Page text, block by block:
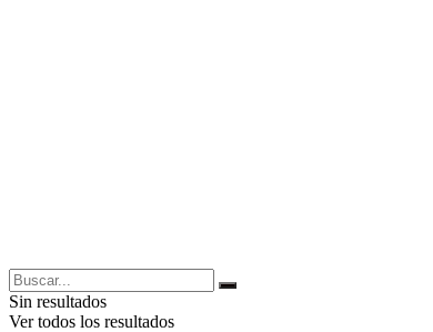
Sin resultados
Ver todos los resultados